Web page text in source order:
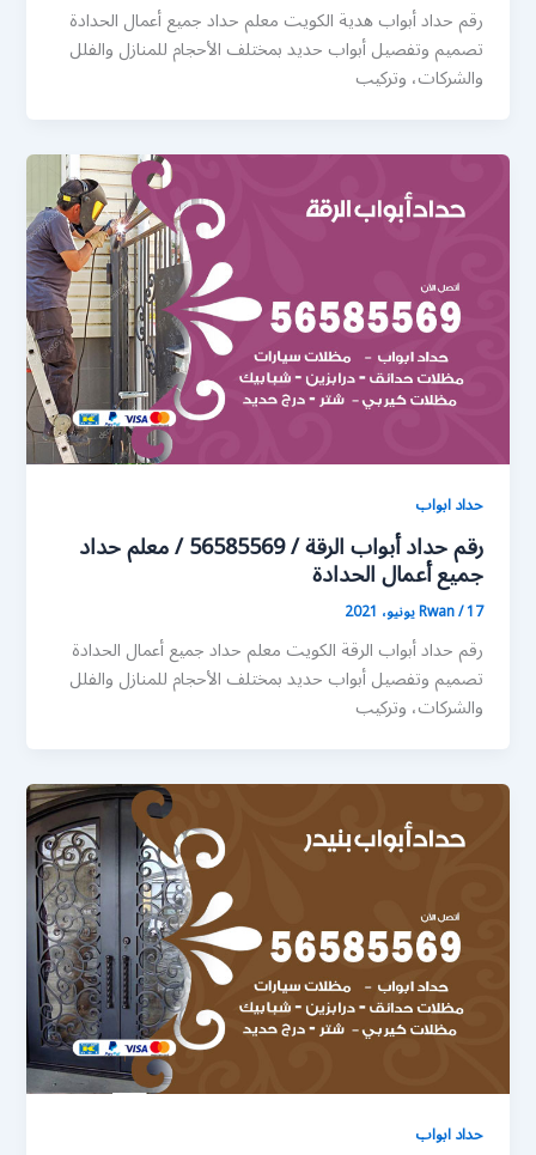
رقم حداد أبواب هدية الكويت معلم حداد جميع أعمال الحدادة
تصميم وتفصيل أبواب حديد بمختلف الأحجام للمنازل والفلل
والشركات، وتركيب
حداد ابواب
رقم حداد أبواب الرقة / 56585569 / معلم حداد
جميع أعمال الحدادة
Rwan/17 يونيو، 2021
رقم حداد أبواب الرقة الكويت معلم حداد جميع أعمال الحدادة
تصميم وتفصيل أبواب حديد بمختلف الأحجام للمنازل والفلل
والشركات، وتركيب
حداد ابواب